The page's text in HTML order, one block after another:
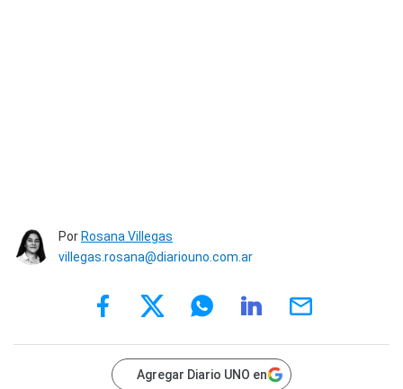
Por Rosana Villegas
villegas.rosana@diariouno.com.ar
Agregar Diario UNO en